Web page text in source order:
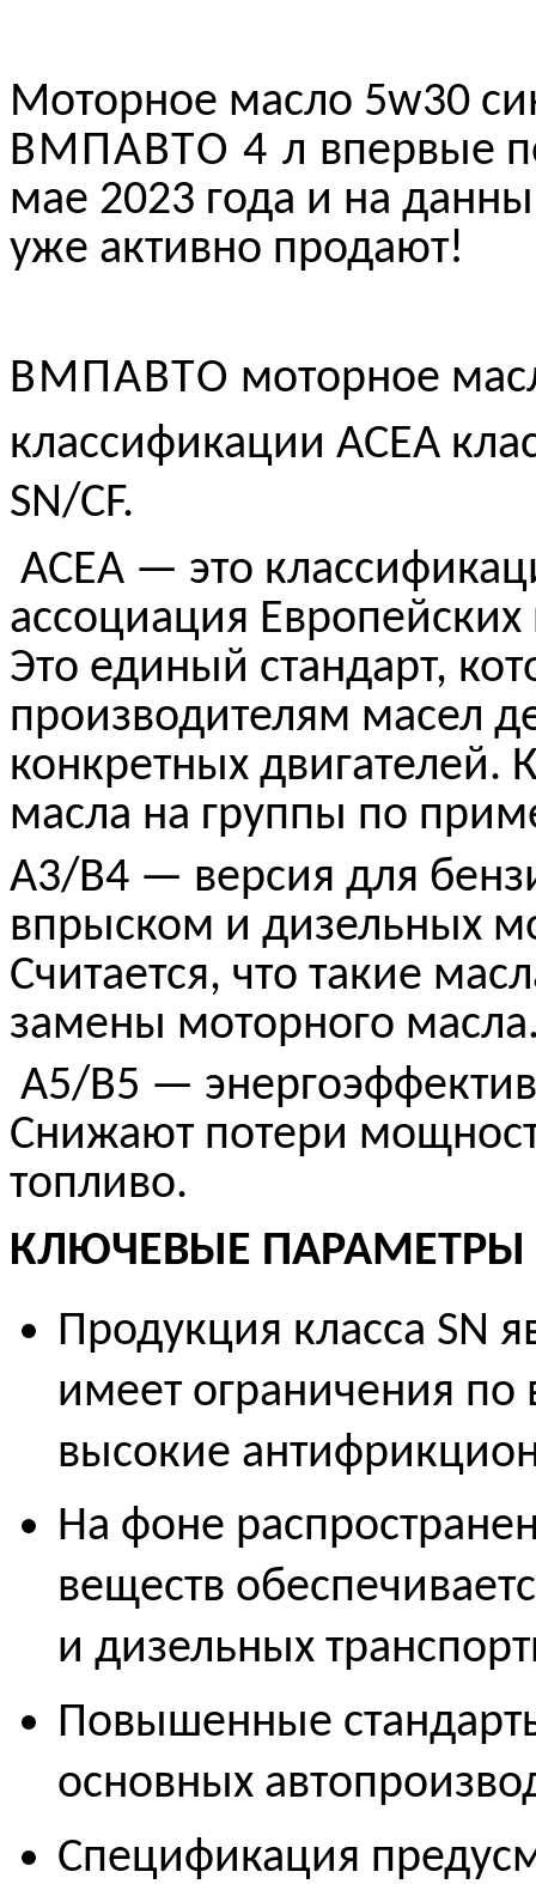
Моторное масло 5w30
ВМПАВТО 4 л впервые
мае 2023 года и на
уже активно продают!
ВМПАВТО моторное
классификации ACEA
SN/CF.
ACEA — это
ассоциация
Это единый стандарт,
производителям масел
конкретных двигателей.
масла на группы по
A3/B4 — версия для
впрыском и дизельных
Считается, что такие
замены моторного
A5/B5 —
Снижают потери
топливо.
КЛЮЧЕВЫЕ ПАРАМЕТРЫ
Продукция класса SN
имеет ограничения по
высокие
На фоне
веществ
и дизельных
Повышенные
основных
Спецификация